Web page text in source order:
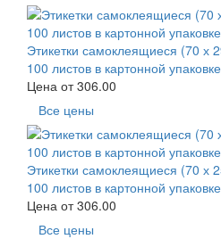
Этикетки самоклеящиеся (70 х
100 листов в картонной упаковке
Цена от306.00
Все цены
Этикетки самоклеящиеся (70 х
100 листов в картонной упаковке
Цена от306.00
Все цены